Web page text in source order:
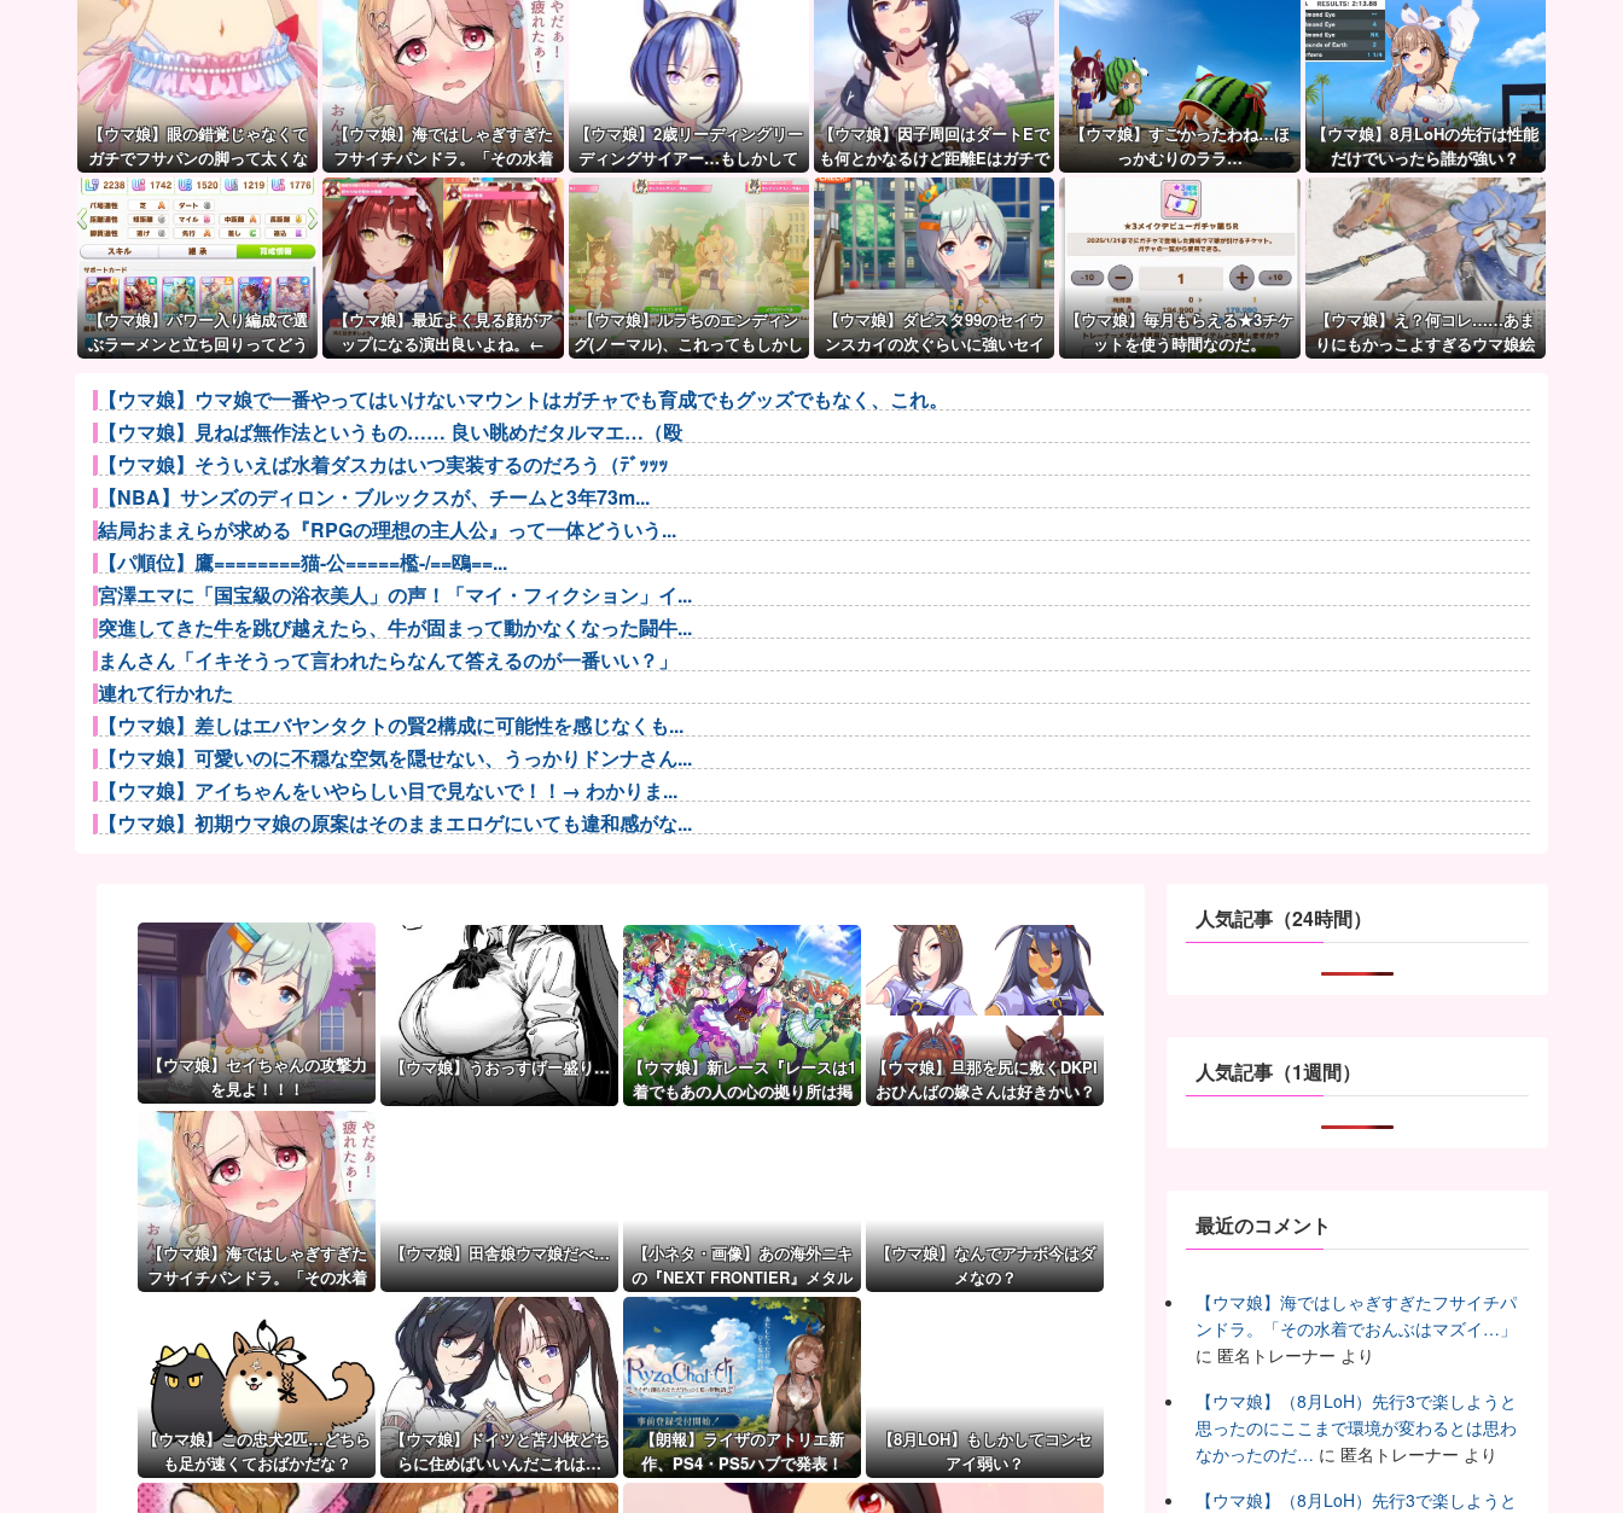
【ウマ娘】眼の錯覚じゃなくて
ガチでフサパンの脚って太くな
い？
【ウマ娘】海ではしゃぎすぎた
フサイチパンドラ。「その水着
でおんぶはマズイ…」
【ウマ娘】2歳リーディングリー
ディングサイアー…もしかして
シーザリオって凄いのでは？
【ウマ娘】因子周回はダートEで
も何とかなるけど距離Eはガチで
無理ゲー
【ウマ娘】すごかったわね…ほ
っかむりのララ…
【ウマ娘】8月LoHの先行は性能
だけでいったら誰が強い？
【ウマ娘】パワー入り編成で選
ぶラーメンと立ち回りってどう
【ウマ娘】最近よく見る顔がア
ップになる演出良いよね。←
【ウマ娘】ルラちのエンディン
グ(ノーマル)、これってもしかし
【ウマ娘】ダビスタ99のセイウ
ンスカイの次ぐらいに強いセイ
【ウマ娘】毎月もらえる★3チケ
ットを使う時間なのだ。
【ウマ娘】え？何コレ……あま
りにもかっこよすぎるウマ娘絵
【ウマ娘】ウマ娘で一番やってはいけないマウントはガチャでも育成でもグッズでもなく、これ。
【ウマ娘】見ねば無作法というもの…… 良い眺めだタルマエ…（殴
【ウマ娘】そういえば水着ダスカはいつ実装するのだろう（ﾃﾞｯｯｯ
【NBA】サンズのディロン・ブルックスが、チームと3年73m...
結局おまえらが求める『RPGの理想の主人公』って一体どういう...
【パ順位】鷹========猫-公=====檻-/==鴎==...
宮澤エマに「国宝級の浴衣美人」の声！「マイ・フィクション」イ...
突進してきた牛を跳び越えたら、牛が固まって動かなくなった闘牛...
まんさん「イキそうって言われたらなんて答えるのが一番いい？」
連れて行かれた
【ウマ娘】差しはエバヤンタクトの賢2構成に可能性を感じなくも...
【ウマ娘】可愛いのに不穏な空気を隠せない、うっかりドンナさん...
【ウマ娘】アイちゃんをいやらしい目で見ないで！！→ わかりま...
【ウマ娘】初期ウマ娘の原案はそのままエロゲにいても違和感がな...
家庭菜園やってるけど、最近空芯菜が評価され過ぎだと思う！！！...
パラノマサイトっていうゲームを2作連続クリアした
妊婦の田中みな実が背中横乳出した大胆露出衣装で登場
【ポケモンGO】リモート交換って 大半が交換レート合わせない...
【太鼓の達人】(26/08/01)楽曲が追加！ 追加楽曲に「...
ポーランド軍、衛生部隊と民間医療従事者が参加した戦場医療訓練...
【ウマ娘】（審議）無凸ブーケと完凸シャカール、中距離先行編成...
【ウマ娘】覚醒Lv6、7の解放が今後2か月置きに実装予定！第...
【ウマ娘】セイちゃんの攻撃力
を見よ！！！
【ウマ娘】うおっすげー盛り…
【ウマ娘】新レース『レースは1
着でもあの人の心の拠り所は掲
【ウマ娘】旦那を尻に敷くDKPI
おひんばの嫁さんは好きかい？
【ウマ娘】海ではしゃぎすぎた
フサイチパンドラ。「その水着
【ウマ娘】田舎娘ウマ娘だべ…
【小ネタ・画像】あの海外ニキ
の『NEXT FRONTIER』メタル
カバーきたあああ！ 他ウマ
娘・競馬小ネタまとめ
【ウマ娘】なんでアナボ今はダ
メなの？
【ウマ娘】この忠犬2匹…どちら
も足が速くておばかだな？
【ウマ娘】ドイツと苫小牧どち
らに住めばいいんだこれは…
【朗報】ライザのアトリエ新
作、PS4・PS5ハブで発表！
【8月LOH】もしかしてコンセ
アイ弱い？
人気記事（24時間）
人気記事（1週間）
最近のコメント
【ウマ娘】海ではしゃぎすぎたフサイチパ
ンドラ。「その水着でおんぶはマズイ…」
に 匿名トレーナー より
【ウマ娘】（8月LoH）先行3で楽しようと
思ったのにここまで環境が変わるとは思わ
なかったのだ… に 匿名トレーナー より
【ウマ娘】（8月LoH）先行3で楽しようと